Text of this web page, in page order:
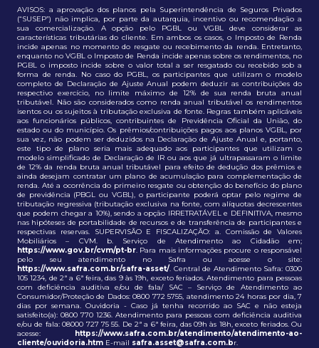
AVISOS: a aprovação dos planos pela Superintendência de Seguros Privados
(“SUSEP”) não implica, por parte da autarquia, incentivo ou recomendação a
sua comercialização. A opção pelo PGBL ou VGBL deve considerar as
características tributárias do cliente. Em ambos os casos, o Imposto de Renda
incide apenas no momento do resgate ou recebimento da renda. Entretanto,
enquanto no VGBL o Imposto de Renda incide apenas sobre os rendimentos, no
PGBL o imposto incide sobre o valor total a ser resgatado ou recebido sob a
forma de renda. No caso do PGBL, os participantes que utilizam o modelo
completo de Declaração de Ajuste Anual podem deduzir as contribuições do
respectivo exercício, no limite máximo de 12% de sua renda bruta anual
tributável. Não são considerados como renda anual tributável os rendimentos
isentos ou os sujeitos à tributação exclusiva de fonte. Regras também aplicáveis
aos funcionários públicos, contribuintes de Previdência Oficial da União, do
estado ou do município. Os prêmios/contribuições pagos aos planos VGBL, por
sua vez, não podem ser deduzidos na Declaração de Ajuste Anual e, portanto,
este tipo de plano seria mais adequado aos participantes que utilizam o
modelo simplificado de Declaração de IR ou aos que já ultrapassaram o limite
de 12% da renda bruta anual tributável para efeito de dedução dos prêmios e
ainda desejam contratar um plano de acumulação para complementação de
renda. Até a ocorrência do primeiro resgate ou obtenção do benefício do plano
de previdência (PBGL ou VGBL), o participante poderá optar pelo regime de
tributação regressiva (tributação exclusiva na fonte, com alíquotas decrescentes
que podem chegar a 10%), sendo a opção IRRETRATÁVEL e DEFINITIVA, mesmo
nas hipóteses de portabilidade de recursos e de transferência de participantes e
respectivas reservas. SUPERVISÃO E FISCALIZAÇÃO: a. Comissão de Valores
Mobiliários – CVM. b. Serviço de Atendimento ao Cidadão em;
https://www.gov.br/cvm/pt-br. Para mais informações procure o responsável
pelo seu atendimento no Safra ou acesse o site:
https://www.safra.com.br/safra-asset/. Central de Atendimento Safra: 0300
105 1234, de 2ª a 6ª feira, das 9 às 19h, exceto feriados. Atendimento para pessoas
com deficiência auditiva e/ou de fala/ SAC – Serviço de Atendimento ao
Consumidor/Proteção de Dados: 0800 772 5755, atendimento 24 horas por dia, 7
dias por semana. Ouvidoria - Caso já tenha recorrido ao SAC e não esteja
satisfeito(a): 0800 770 1236. Atendimento para pessoas com deficiência auditiva
e/ou de fala: 08000 727 75 55. De 2ª a 6ª feira, das 09h às 18h, exceto feriados. Ou
acesse: https://www.safra.com.br/atendimento/atendimento-ao-
cliente/ouvidoria.htm E-mail safra.asset@safra.com.br.